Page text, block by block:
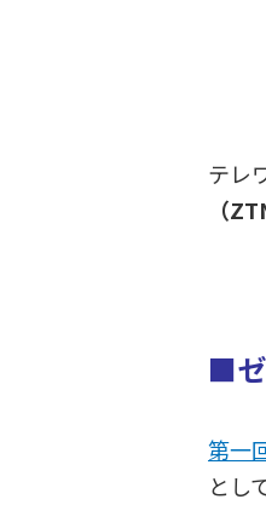
テレ
（
■
第一
とし